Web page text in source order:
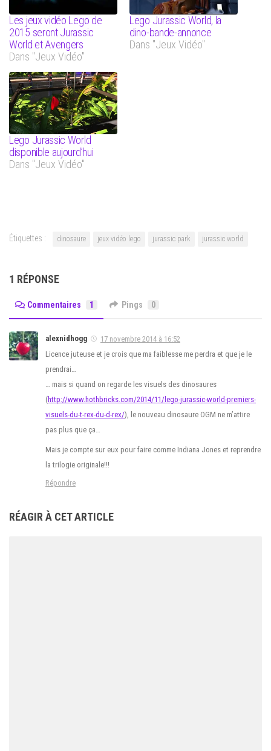
Les jeux vidéo Lego de
2015 seront Jurassic
World et Avengers
Dans "Jeux Vidéo"
Lego Jurassic World, la
dino-bande-annonce
Dans "Jeux Vidéo"
Lego Jurassic World
disponible aujourd’hui
Dans "Jeux Vidéo"
Étiquettes : dinosaure jeux vidéo lego jurassic park jurassic world
1 RÉPONSE
Commentaires 1 Pings 0
alexnidhogg
17 novembre 2014 à 16:52
Licence juteuse et je crois que ma faiblesse me perdra et que je le
prendrai…
… mais si quand on regarde les visuels des dinosaures
(http://www.hothbricks.com/2014/11/lego-jurassic-world-premiers-
visuels-du-t-rex-du-d-rex/), le nouveau dinosaure OGM ne m’attire
pas plus que ça…
Mais je compte sur eux pour faire comme Indiana Jones et reprendre
la trilogie originale!!!
Répondre
RÉAGIR À CET ARTICLE